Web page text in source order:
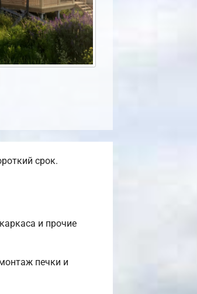
срок.
и прочие
печки и